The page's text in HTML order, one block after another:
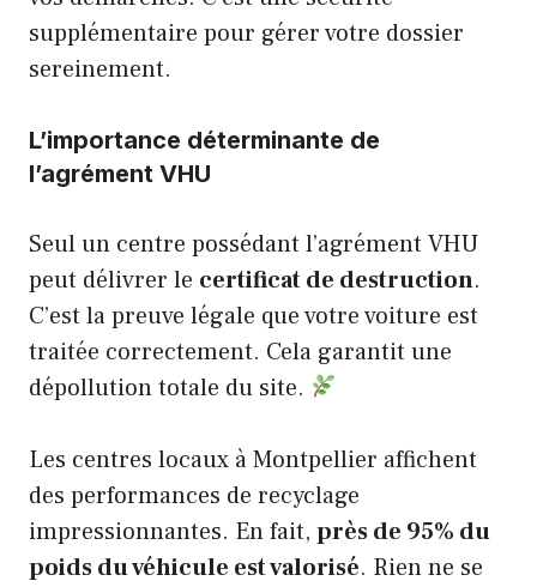
supplémentaire pour gérer votre dossier
sereinement.
L’importance déterminante de
l’agrément VHU
Seul un centre possédant l’agrément VHU
peut délivrer le certificat de destruction.
C’est la preuve légale que votre voiture est
traitée correctement. Cela garantit une
dépollution totale du site.
Les centres locaux à Montpellier affichent
des performances de recyclage
impressionnantes. En fait, près de 95% du
poids du véhicule est valorisé. Rien ne se